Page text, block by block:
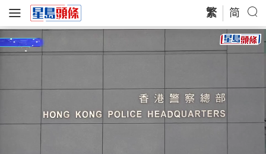
繁 简